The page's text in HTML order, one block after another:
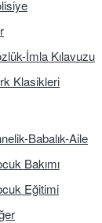
İmla Kılavuzu
Klasikleri
Babalık-Aile
Bakımı
Eğitimi